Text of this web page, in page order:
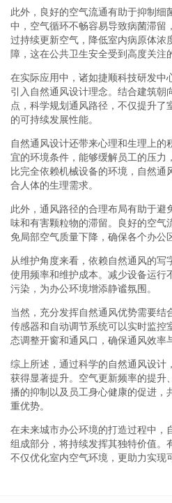
此外，良好的空气流通有助于抑制细
中，空气循环不畅容易导致病菌滞留
过持续更新空气，降低室内病原体浓
障，这在公共卫生安全受到高度关注
在实际应用中，诸如捷顺科技研发中
引入自然通风设计理念。结合建筑朝
点，科学规划通风路径，不仅提升了
的可持续发展性能。
自然通风设计还带来心理和生理上的
宜的环境条件，能够缓解员工的压力
比完全依赖机械设备的环境，自然通
合人体的生理需求。
此外，通风路径的合理布局有助于避
味和有害颗粒物的滞留。良好的空气
免局部空气质量下降，确保各个办公
从维护角度来看，依赖自然通风的写
使用频率和维护成本。减少设备运行
污染，为办公环境增添静谧氛围。
当然，充分发挥自然通风优势需要结
传感器和自动调节系统可以实时监控
态调整开窗和通风口，确保通风效率
综上所述，通过科学的自然通风设计
获得显著提升。空气更新频率的提升
播的抑制以及员工身心健康的促进，
重优势。
在未来城市办公环境的打造过程中，
组成部分，将持续发挥其独特价值。
不仅优化室内空气环境，更助力实现